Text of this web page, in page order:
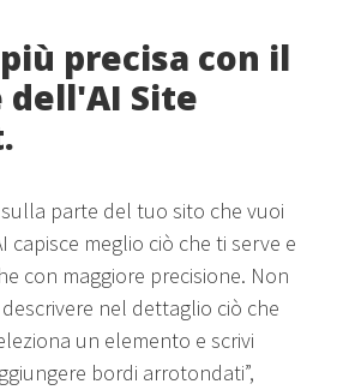
precisa con il
Site
parte del tuo sito che vuoi
capisce meglio ciò che ti serve e
con maggiore precisione. Non
nel dettaglio ciò che
un elemento e scrivi
bordi arrotondati”,